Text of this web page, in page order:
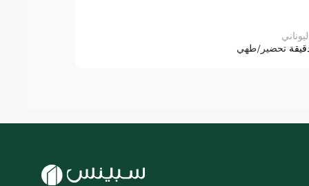
تحضير/طهي